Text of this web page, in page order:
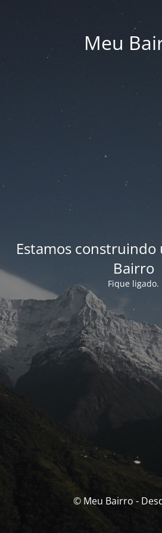
Meu
Estamos construindo
Bairro
Fique ligado.
© Meu Bairro -